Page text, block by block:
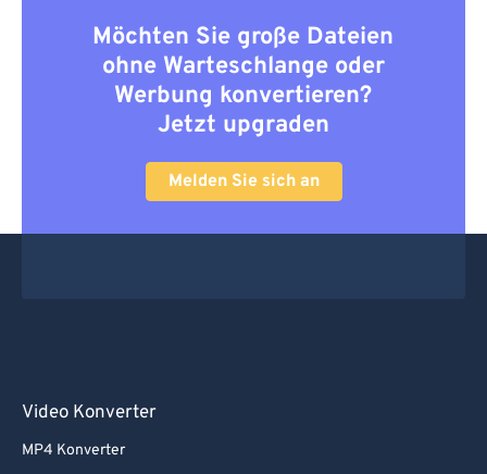
Möchten Sie große Dateien
ohne Warteschlange oder
Werbung konvertieren?
Jetzt upgraden
Melden Sie sich an
Video Konverter
MP4 Konverter